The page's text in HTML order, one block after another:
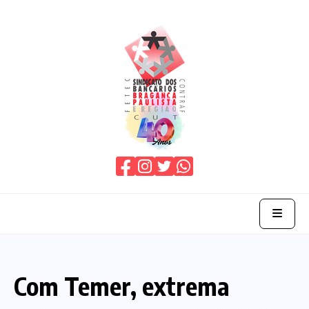
O Sindicato
Com Temer, extrema